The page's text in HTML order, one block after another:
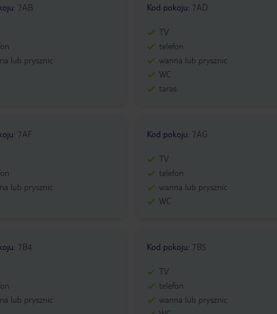
: 7AB
lub prysznic
Kod pokoju: 7AD
TV
telefon
wanna lub prysznic
WC
taras
: 7AF
lub prysznic
Kod pokoju: 7AG
TV
telefon
wanna lub prysznic
WC
: 7B4
lub prysznic
Kod pokoju: 7B5
TV
telefon
wanna lub prysznic